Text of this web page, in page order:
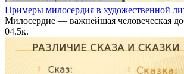
Примеры милосердия в художественной
Милосердие — важнейшая человеческая
04.5к.